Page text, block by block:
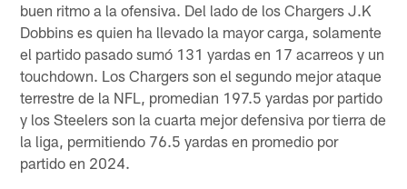
buen ritmo a la ofensiva. Del lado de los Chargers J.K
Dobbins es quien ha llevado la mayor carga, solamente
el partido pasado sumó 131 yardas en 17 acarreos y un
touchdown. Los Chargers son el segundo mejor ataque
terrestre de la NFL, promedian 197.5 yardas por partido
y los Steelers son la cuarta mejor defensiva por tierra de
la liga, permitiendo 76.5 yardas en promedio por
partido en 2024.